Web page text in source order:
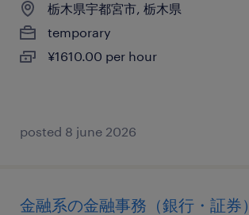
栃木県宇都宮市, 栃木県
temporary
¥1610.00 per hour
posted 8 june 2026
金融系の金融事務（銀行・証券）